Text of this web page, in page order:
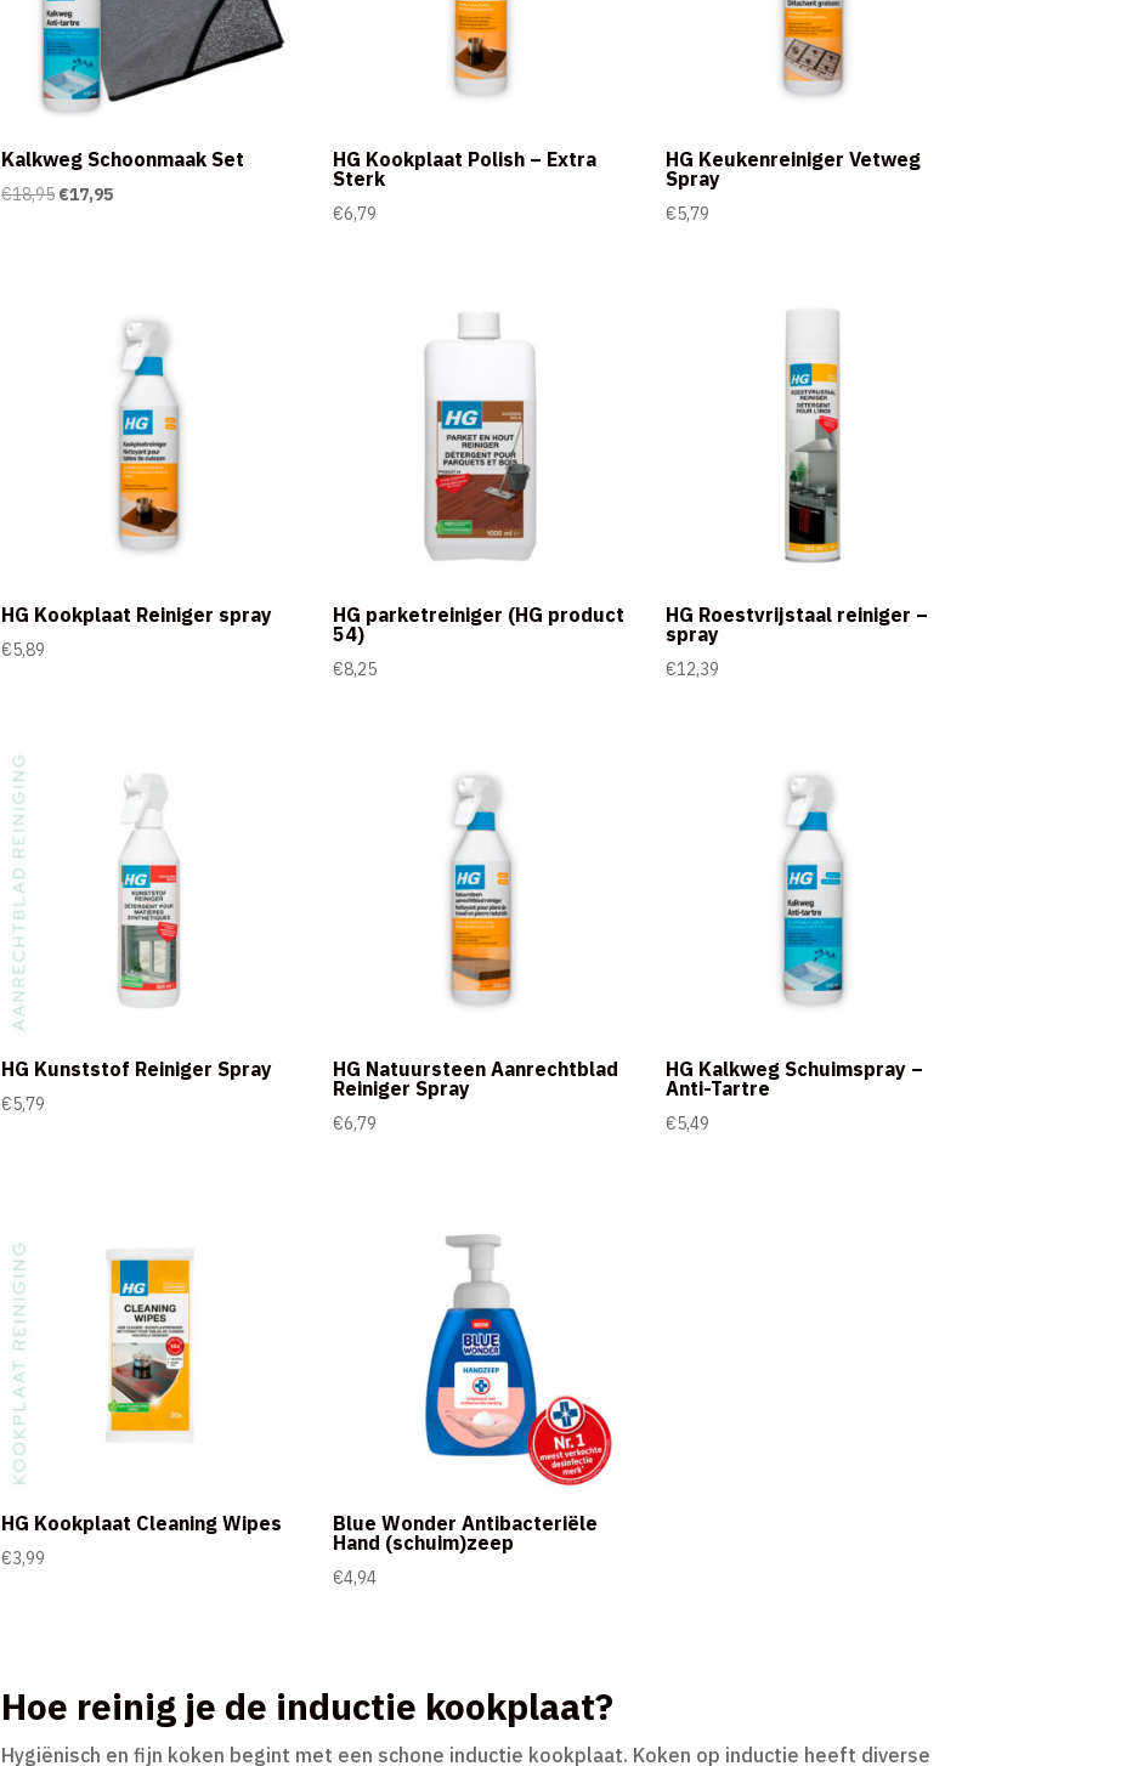
Kalkweg Schoonmaak Set
€18,95 Oorspronkelijke
€17,95Huidige
HG Kookplaat Polish – Extra
Sterk
€6,79
HG Keukenreiniger Vetweg
Spray
€5,79
HG Kookplaat Reiniger spray
€5,89
HG parketreiniger (HG product
54)
€8,25
HG Roestvrijstaal reiniger –
spray
€12,39
HG Kunststof Reiniger Spray
€5,79
HG Natuursteen Aanrechtblad
Reiniger Spray
€6,79
HG Kalkweg Schuimspray –
Anti-Tartre
€5,49
HG Kookplaat Cleaning Wipes
€3,99
Blue Wonder Antibacteriële
Hand (schuim)zeep
€4,94
Hoe reinig je de inductie kookplaat?
Hygiënisch en fijn koken begint met een schone inductie kookplaat. Koken op inductie heeft diverse